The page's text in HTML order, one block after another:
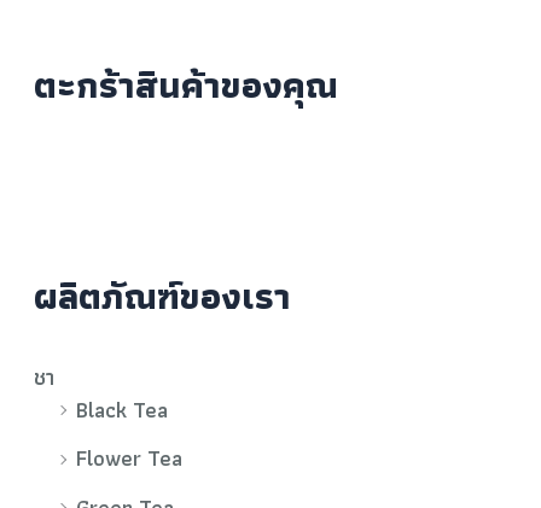
ตะกร้าสินค้าของคุณ
ผลิตภัณฑ์ของเรา
ชา
Black Tea
Flower Tea